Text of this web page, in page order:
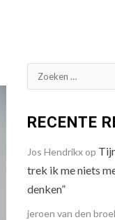
Zoeken
naar:
RECENTE
Jos Hendrikxop
trek ik me niets
denken”
jeroen van den